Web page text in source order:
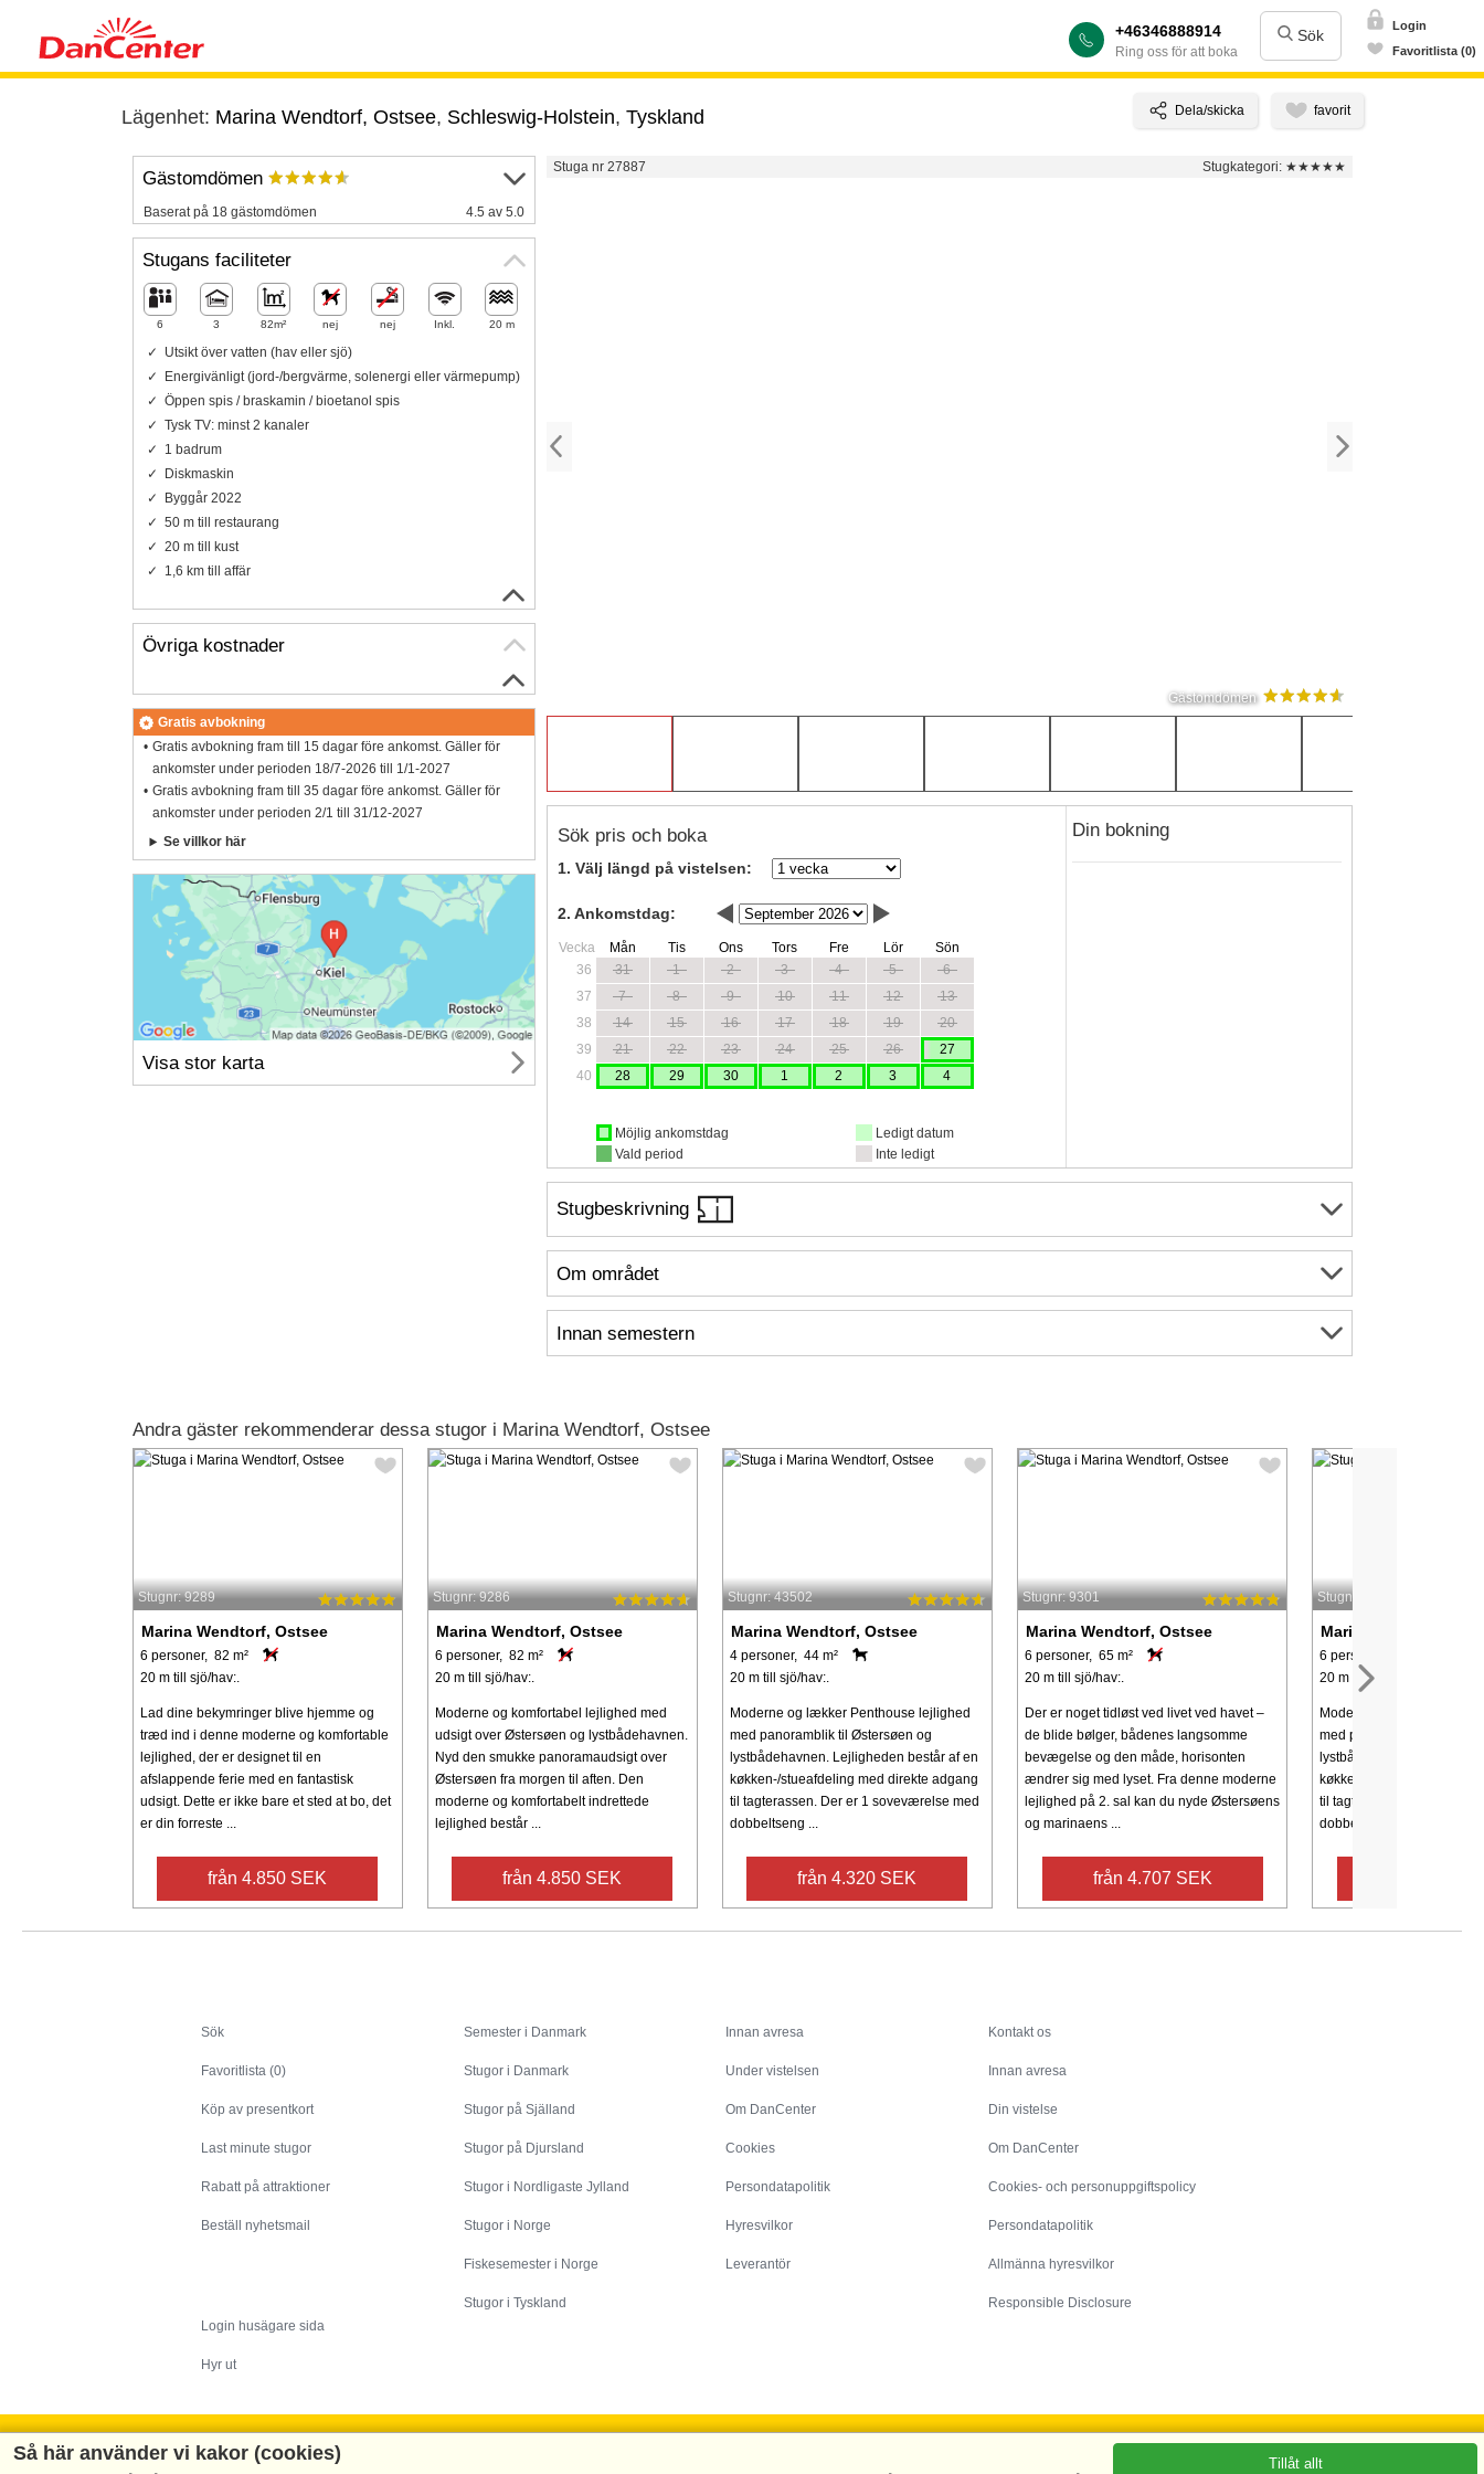
+46346888914
Ring oss för att boka
Sök
Login
Favoritlista (0)
Lägenhet: Marina Wendtorf, Ostsee, Schleswig-Holstein, Tyskland
Stuga nr 27887 Stugkategori: ★★★★★
Gästomdömen
Sök pris och boka
1. Välj längd på vistelsen:
2. Ankomstdag:
Vecka Mån Tis Ons Tors Fre Lör
Sön
36
31 1 2 3 4 5
6
37
7 8 9 10 11 12
13
38
14 15 16 17 18 19
20
39
21 22 23 24 25 26
27
40
28 29 30 1 2 3 4
Möjlig ankomstdag
Vald period
Ledigt datum
Inte ledigt
Din bokning
Stugbeskrivning
Om området
Innan semestern
Gästomdömen
Baserat på 18 gästomdömen 4.5 av 5.0
Stugans faciliteter
6 3 82m² nej nej Inkl. 20 m
Utsikt över vatten (hav eller sjö)
Energivänligt (jord-/bergvärme, solenergi eller värmepump)
Öppen spis / braskamin / bioetanol spis
Tysk TV: minst 2 kanaler
1 badrum
Diskmaskin
Byggår 2022
50 m till restaurang
20 m till kust
1,6 km till affär
Övriga kostnader
Gratis avbokning
Gratis avbokning fram till 15 dagar före ankomst. Gäller för
ankomster under perioden 18/7-2026 till 1/1-2027
Gratis avbokning fram till 35 dagar före ankomst. Gäller för
ankomster under perioden 2/1 till 31/12-2027
Se villkor här
Visa stor karta
Andra gäster rekommenderar dessa stugor i Marina Wendtorf, Ostsee
Stugnr: 9289
Marina Wendtorf, Ostsee
6 personer, 82 m²
20 m till sjö/hav:.
Lad dine bekymringer blive hjemme og
træd ind i denne moderne og komfortable
lejlighed, der er designet til en
afslappende ferie med en fantastisk
udsigt. Dette er ikke bare et sted at bo, det
er din forreste ...
från 4.850 SEK
Stugnr: 9286
Marina Wendtorf, Ostsee
6 personer, 82 m²
20 m till sjö/hav:.
Moderne og komfortabel lejlighed med
udsigt over Østersøen og lystbådehavnen.
Nyd den smukke panoramaudsigt over
Østersøen fra morgen til aften. Den
moderne og komfortabelt indrettede
lejlighed består ...
från 4.850 SEK
Stugnr: 43502
Marina Wendtorf, Ostsee
4 personer, 44 m²
20 m till sjö/hav:.
Moderne og lækker Penthouse lejlighed
med panoramblik til Østersøen og
lystbådehavnen. Lejligheden består af en
køkken-/stueafdeling med direkte adgang
til tagterassen. Der er 1 soveværelse med
dobbeltseng ...
från 4.320 SEK
Stugnr: 9301
Marina Wendtorf, Ostsee
6 personer, 65 m²
20 m till sjö/hav:.
Der er noget tidløst ved livet ved havet –
de blide bølger, bådenes langsomme
bevægelse og den måde, horisonten
ændrer sig med lyset. Fra denne moderne
lejlighed på 2. sal kan du nyde Østersøens
og marinaens ...
från 4.707 SEK
Stugnr: 43506
Marina Wendtorf,
6 personer, 60 m²
20 m till sjö/hav:.
Moderne og lækker
med panoramblik til
lystbådehavnen.
køkken-/stueafdeling med
til tagterassen. Der er 2
dobbeltsenge ...
Sök
Favoritlista (0)
Köp av presentkort
Last minute stugor
Rabatt på attraktioner
Beställ nyhetsmail
Login husägare sida
Hyr ut
Semester i Danmark
Stugor i Danmark
Stugor på Själland
Stugor på Djursland
Stugor i Nordligaste Jylland
Stugor i Norge
Fiskesemester i Norge
Stugor i Tyskland
Innan avresa
Under vistelsen
Om DanCenter
Cookies
Persondatapolitik
Hyresvilkor
Leverantör
Kontakt os
Innan avresa
Din vistelse
Om DanCenter
Cookies- och personuppgiftspolicy
Persondatapolitik
Allmänna hyresvilkor
Responsible Disclosure
DanCenter A/S - Kronprinsensgade 3, 2. - 1114 København K - Danmark
Så här använder vi kakor (cookies) Tillåt allt